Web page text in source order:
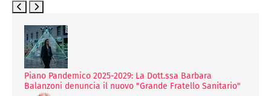
Piano Pandemico 2025-2029: La Dott.ssa Barbara
Balanzoni denuncia il nuovo "Grande Fratello Sanitario"